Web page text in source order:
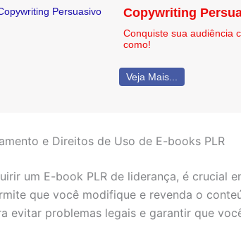
Copywriting
Conquiste sua audiência
como!
Veja Mais...
e Direitos de Uso de E-books PLR
um E-book PLR de liderança, é crucial
que você modifique e revenda o
evitar problemas legais e garantir que